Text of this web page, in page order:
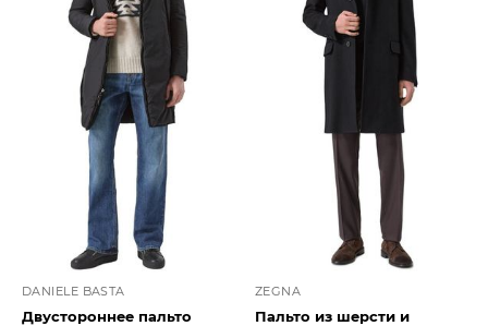
DANIELE BASTA
Двустороннее пальто
ZEGNA
Пальто из шерсти и